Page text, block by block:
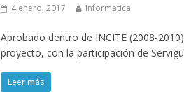
4 enero, 2017 informatica
Aprobado dentro de INCITE (2008-
proyecto, con la participación de
Leer más